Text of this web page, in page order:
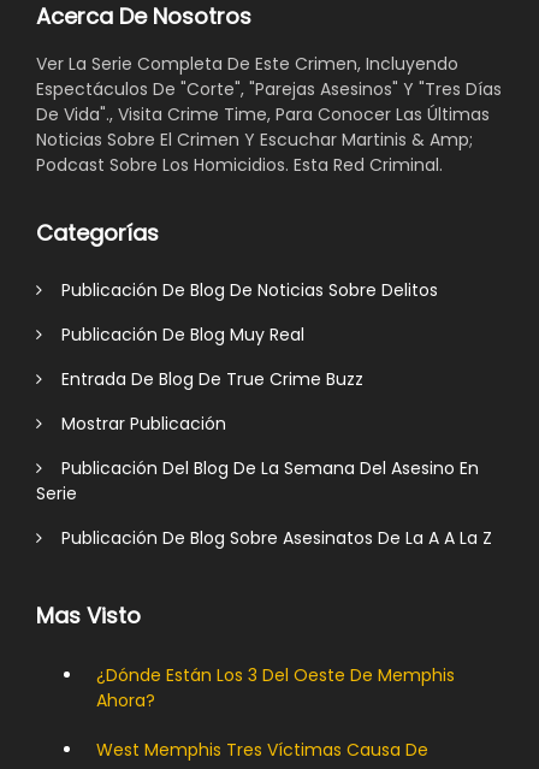
Acerca De Nosotros
Ver La Serie Completa De Este Crimen, Incluyendo
Espectáculos De "Corte", "Parejas Asesinos" Y "Tres Días
De Vida"., Visita Crime Time, Para Conocer Las Últimas
Noticias Sobre El Crimen Y Escuchar Martinis & Amp;
Podcast Sobre Los Homicidios. Esta Red Criminal.
Categorías
Publicación De Blog De Noticias Sobre Delitos
Publicación De Blog Muy Real
Entrada De Blog De True Crime Buzz
Mostrar Publicación
Publicación Del Blog De La Semana Del Asesino En
Serie
Publicación De Blog Sobre Asesinatos De La A A La Z
Mas Visto
¿Dónde Están Los 3 Del Oeste De Memphis
Ahora?
West Memphis Tres Víctimas Causa De